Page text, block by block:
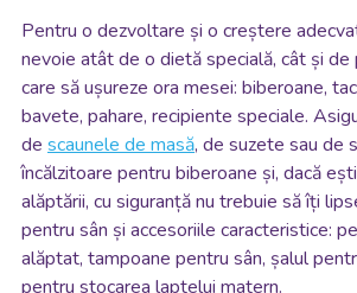
Pentru o dezvoltare și o creștere
nevoie atât de o dietă specială, cât și
care să ușureze ora mesei: biberoane,
bavete, pahare, recipiente speciale.
de scaunele de masă, de suzete sau de
încălzitoare pentru biberoane și, dacă
alăptării, cu siguranță nu trebuie să îți
pentru sân și accesoriile caracteristice:
alăptat, tampoane pentru sân, șalul
pentru stocarea laptelui matern.